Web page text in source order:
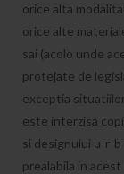
orice alta
orice alte
sai (acolo unde
protejate de
exceptia
este interzisa
si designului u-r-
prealabila in